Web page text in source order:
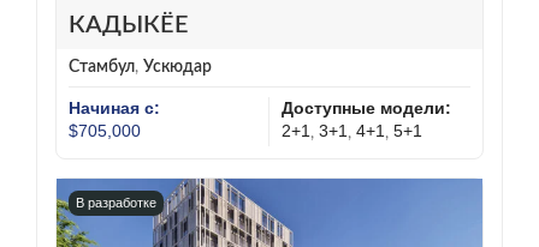
КАДЫКЁЕ
Стамбул, Ускюдар
Начиная с:
$705,000
Доступные модели:
2+1 , 3+1 , 4+1 , 5+1
В разработке